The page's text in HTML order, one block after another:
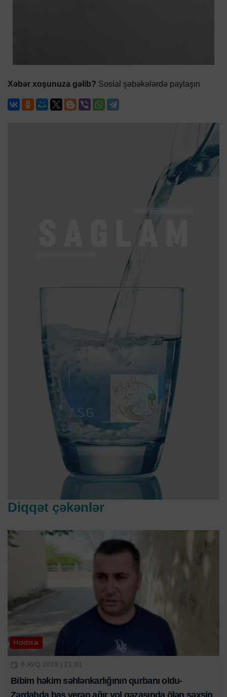
Xəbər xoşunuza gəlib? Sosial şəbəkələrdə paylaşın
Diqqət çəkənlər
Hadisə
6 AVQ 2026 | 21:01
Bibim həkim səhlənkarlığının qurbanı oldu-
Zərdabda baş verən ağır yol qəzasında ölən şəxsin